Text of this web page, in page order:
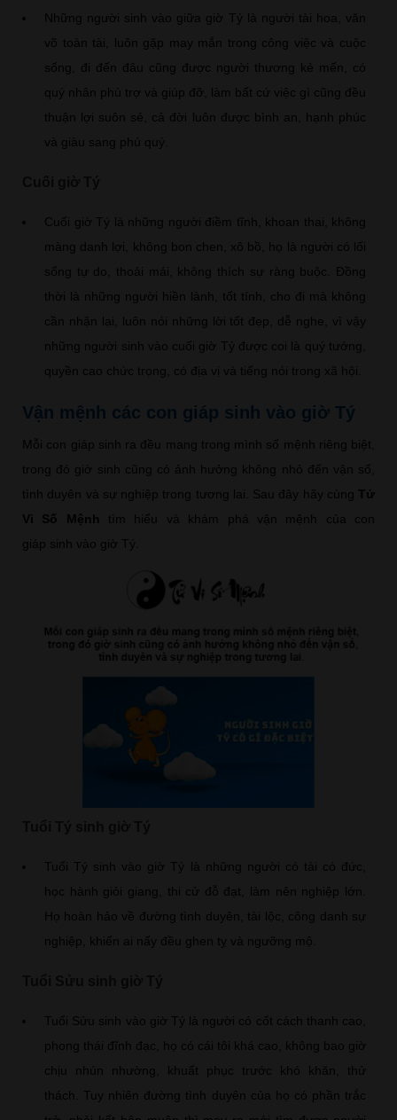
Những người sinh vào giữa giờ Tý là người tài hoa, văn
võ toàn tài, luôn gặp may mắn trong công việc và cuộc
sống, đi đến đâu cũng được người thương kẻ mến, có
quý nhân phù trợ và giúp đỡ, làm bất cứ việc gì cũng đều
thuận lợi suôn sẻ, cả đời luôn được bình an, hạnh phúc
và giàu sang phú quý.
Cuối giờ Tý là những người điềm tĩnh, khoan thai, không
màng danh lợi, không bon chen, xô bồ, họ là người có lối
sống tự do, thoải mái, không thích sự ràng buộc. Đồng
thời là những người hiền lành, tốt tính, cho đi mà không
cần nhận lại, luôn nói những lời tốt đẹp, dễ nghe, vì vậy
những người sinh vào cuối giờ Tý được coi là quý tướng,
quyền cao chức trọng, có địa vị và tiếng nói trong xã hội.
Vận mệnh các con giáp sinh vào giờ Tý
Mỗi con giáp sinh ra đều mang trong mình số mệnh riêng biệt,
trong đó giờ sinh cũng có ảnh hưởng không nhỏ đến vận số,
tình duyên và sự nghiệp trong tương lai. Sau đây hãy cùng Tử
Vi Số Mệnh
tìm hiểu và khám phá vận mệnh của con
giáp sinh vào giờ Tý.
Tuổi Tý sinh vào giờ Tý là những người có tài có đức,
học hành giỏi giang, thi cử đỗ đạt, làm nên nghiệp lớn.
Họ hoàn hảo về đường tình duyên, tài lộc, công danh sự
nghiệp, khiến ai nấy đều ghen tỵ và ngưỡng mộ.
Tuổi Sửu sinh vào giờ Tý là người có cốt cách thanh cao,
phong thái đĩnh đạc, họ có cái tôi khá cao, không bao giờ
chịu nhún nhường, khuất phục trước khó khăn, thử
thách. Tuy nhiên đường tình duyên của họ có phần trắc